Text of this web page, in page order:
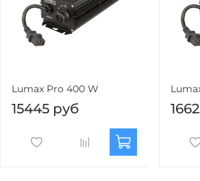
Lumax Pro 400 W
15445 руб